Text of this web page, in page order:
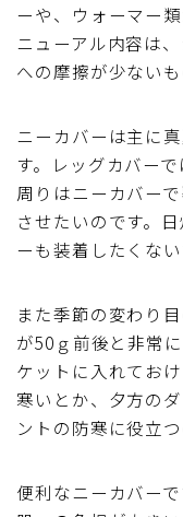
ーや、ウォーマー
ニューアル内容は
への摩擦が少ない
ニーカバーは主に
す。レッグカバー
周りはニーカバー
させたいのです。
ーも装着したくない
また季節の変わり
が50ｇ前後と非常
ケットに入れてお
寒いとか、夕方の
ントの防寒に役立つ
便利なニーカバー